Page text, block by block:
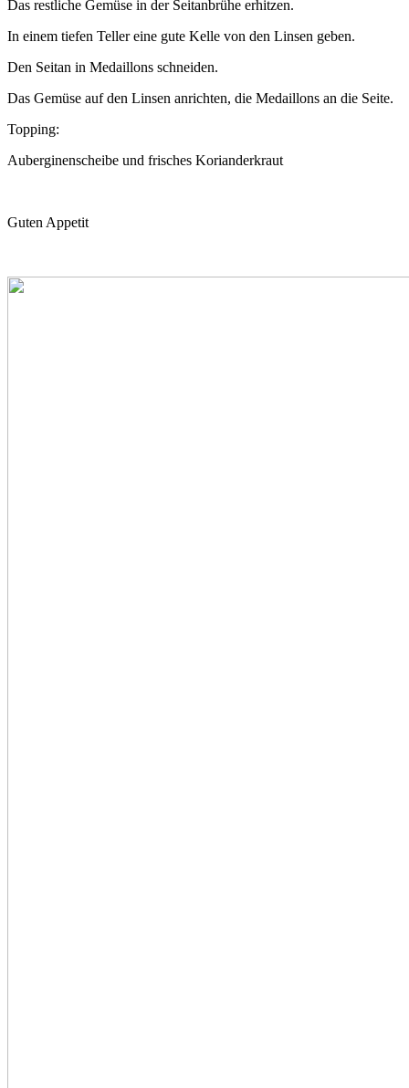
Das restliche Gemüse in der Seitanbrühe erhitzen.
In einem tiefen Teller eine gute Kelle von den Linsen geben.
Den Seitan in Medaillons schneiden.
Das Gemüse auf den Linsen anrichten, die Medaillons an die Seite.
Topping:
Auberginenscheibe und frisches Korianderkraut
Guten Appetit